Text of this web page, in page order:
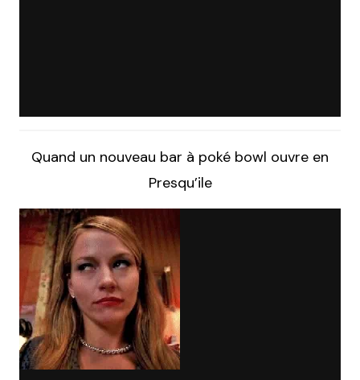
Quand un nouveau bar à poké bowl ouvre en
Presqu’ile